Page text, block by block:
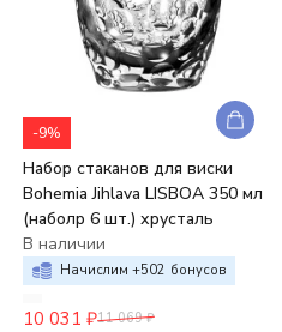
-9%
Набор стаканов для виски
Bohemia Jihlava LISBOA 350 мл
(наболр 6 шт.) хрусталь
В наличии
Начислим +502 бонусов
10 031 ₽11 069 ₽